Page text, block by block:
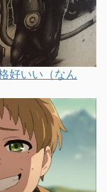
好いい（なん